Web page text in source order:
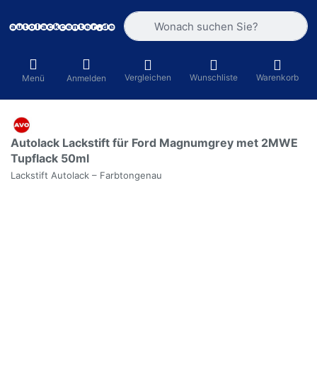
Geben Sie einen Suchbegriff ein.
Menü Anmelden Vergleichen Wunschliste Warenkorb
Autolack Lackstift für Ford Magnumgrey met 2MWE
Tupflack 50ml
Lackstift Autolack – Farbtongenau